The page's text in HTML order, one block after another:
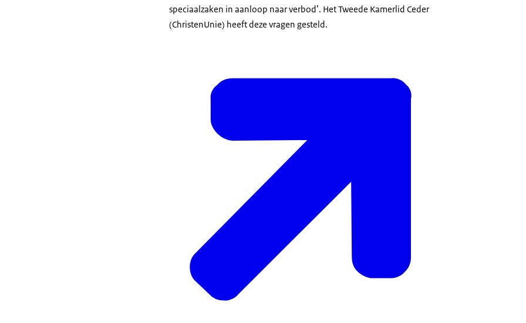
speciaalzaken in aanloop naar verbod’. Het Tweede Kamerlid Ceder
(ChristenUnie) heeft deze vragen gesteld.